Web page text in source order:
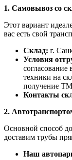
1. Самовывоз со
Этот вариант
вас есть свой
Склад: г.
Условия
техники на
получение
Контакты
2.
Основной способ
доставим трубы
Наш